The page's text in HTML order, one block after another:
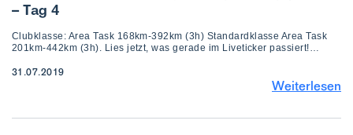
– Tag 4
Clubklasse: Area Task 168km-392km (3h) Standardklasse Area Task
201km-442km (3h). Lies jetzt, was gerade im Liveticker passiert!…
31.07.2019
Weiterlesen